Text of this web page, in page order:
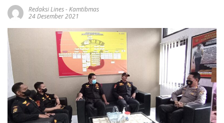
Redaksi Lines-Kamtibmas
24 Desember 2021